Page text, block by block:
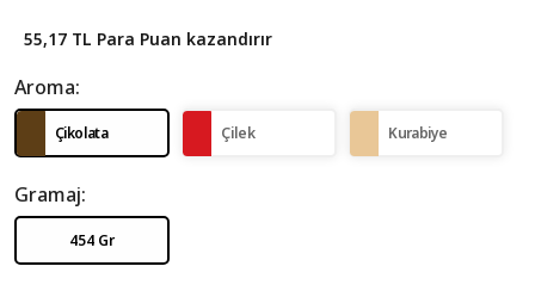
55,17 TL Para Puan kazandırır
Aroma:
Çikolata Çilek Kurabiye
Gramaj:
454 Gr